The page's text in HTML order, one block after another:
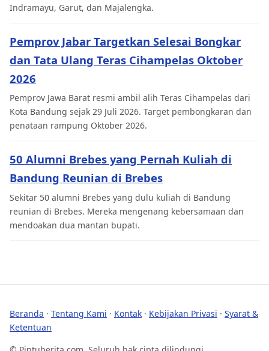
Indramayu, Garut, dan Majalengka.
Pemprov Jabar Targetkan Selesai Bongkar
dan Tata Ulang Teras Cihampelas Oktober
2026
Pemprov Jawa Barat resmi ambil alih Teras Cihampelas dari
Kota Bandung sejak 29 Juli 2026. Target pembongkaran dan
penataan rampung Oktober 2026.
50 Alumni Brebes yang Pernah Kuliah di
Bandung Reunian di Brebes
Sekitar 50 alumni Brebes yang dulu kuliah di Bandung
reunian di Brebes. Mereka mengenang kebersamaan dan
mendoakan dua mantan bupati.
Beranda · Tentang Kami · Kontak · Kebijakan Privasi · Syarat &
Ketentuan